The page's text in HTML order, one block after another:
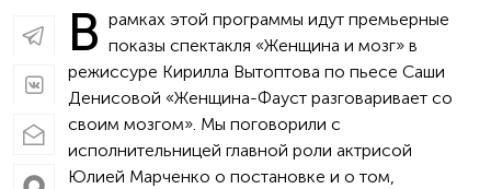
В рамках этой программы идут премьерные
показы спектакля «Женщина и мозг» в
режиссуре Кирилла Вытоптова по пьесе Саши
Денисовой «Женщина-Фауст разговаривает со
своим мозгом». Мы поговорили с
исполнительницей главной роли актрисой
Юлией Марченко о постановке и о том,